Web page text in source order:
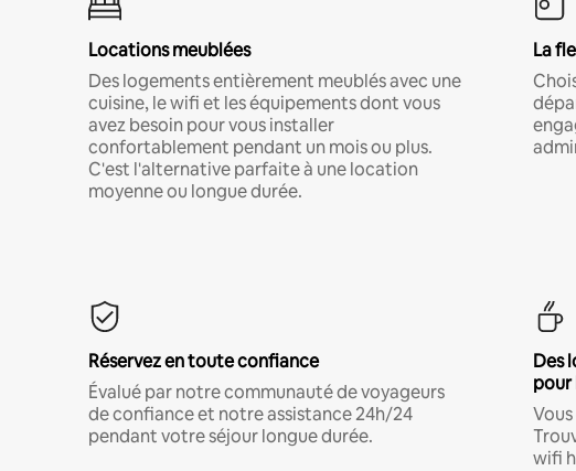
Locations meublées
Des logements entièrement meublés avec une
cuisine, le wifi et les équipements dont vous
avez besoin pour vous installer
confortablement pendant un mois ou plus.
C'est l'alternative parfaite à une location
moyenne ou longue durée.
La
Réservez en toute confiance
Évalué par notre communauté de voyageurs
de confiance et notre assistance 24h/24
pendant votre séjour longue durée.
Des
pour
wifi